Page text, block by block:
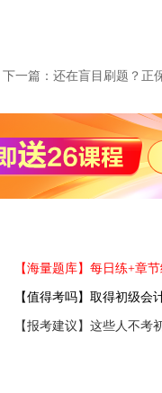
下一篇： 还在盲目刷题？正
【海量题库】每日练+章
【值得考吗】取得初级会
【报考建议】这些人不考